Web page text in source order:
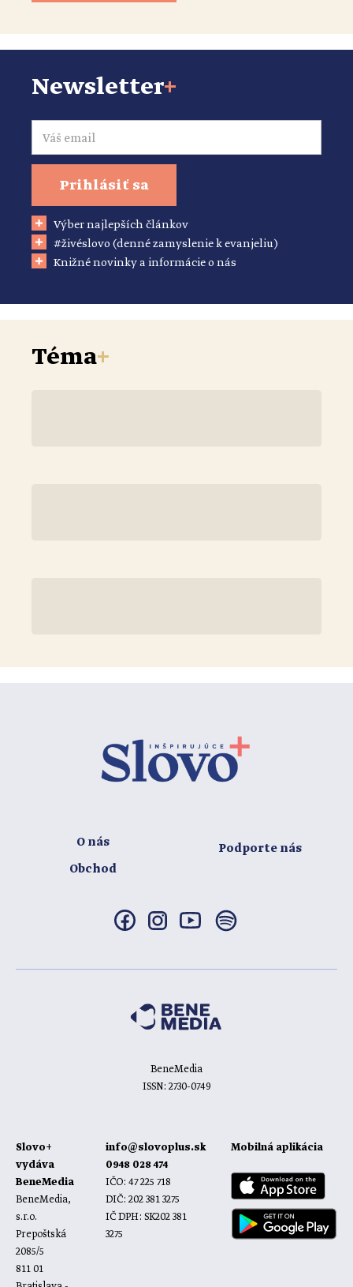
Newsletter+
Email
Prihlásiť sa
Výber najlepších článkov
#živéslovo (denné zamyslenie k evanjeliu)
Knižné novinky a informácie o nás
Téma+
O nás
Obchod
Podporte nás
BeneMedia
ISSN: 2730-0749
Slovo+
vydáva
BeneMedia
BeneMedia,
s.r.o.
Prepoštská
2085/5
811 01
info@slovoplus.sk
0948 028 474
IČO: 47 225 718
DIČ: 202 381 3275
IČ DPH: SK202 381
3275
Mobilná aplikácia